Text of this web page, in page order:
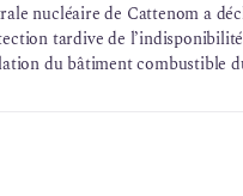
nucléaire de Cattenom a
tardive de
du bâtiment combustible